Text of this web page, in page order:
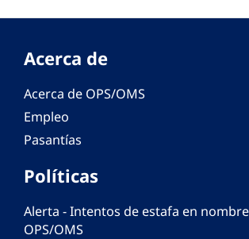
Acerca de
Acerca de OPS/OMS
Empleo
Pasantías
Políticas
Alerta - Intentos de estafa en
OPS/OMS